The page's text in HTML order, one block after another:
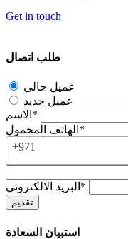
Get in touch
طلب اتصال
عميل حالي
عميل جديد
الاسم*
الهاتف المحمول*
+971
البريد الالكتروني*
استبيان السعادة